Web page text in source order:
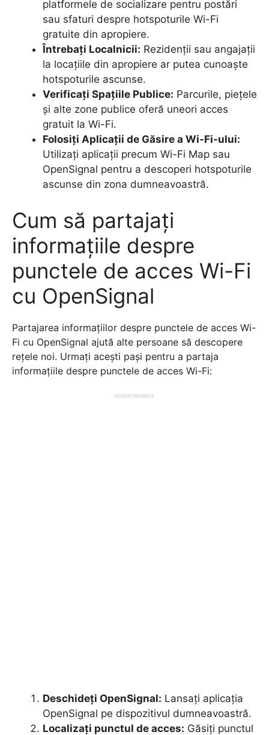
platformele de socializare pentru postări
sau sfaturi despre hotspoturile Wi-Fi
gratuite din apropiere.
Întrebați Localnicii: Rezidenții sau angajații
la locațiile din apropiere ar putea cunoaște
hotspoturile ascunse.
Verificați Spațiile Publice: Parcurile, piețele
și alte zone publice oferă uneori acces
gratuit la Wi-Fi.
Folosiți Aplicații de Găsire a Wi-Fi-ului:
Utilizați aplicații precum Wi-Fi Map sau
OpenSignal pentru a descoperi hotspoturile
ascunse din zona dumneavoastră.
Cum să partajați
informațiile despre
punctele de acces Wi-Fi
cu OpenSignal
Partajarea informațiilor despre punctele de acces Wi-
Fi cu OpenSignal ajută alte persoane să descopere
rețele noi. Urmați acești pași pentru a partaja
informațiile despre punctele de acces Wi-Fi:
ADVERTISEMENT
Deschideți OpenSignal: Lansați aplicația
OpenSignal pe dispozitivul dumneavoastră.
Localizați punctul de acces: Găsiți punctul